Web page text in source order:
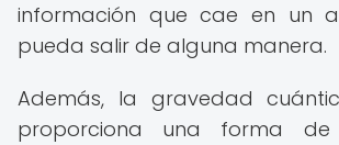
información que cae en un
pueda salir de alguna manera.
Además, la gravedad
proporciona una forma